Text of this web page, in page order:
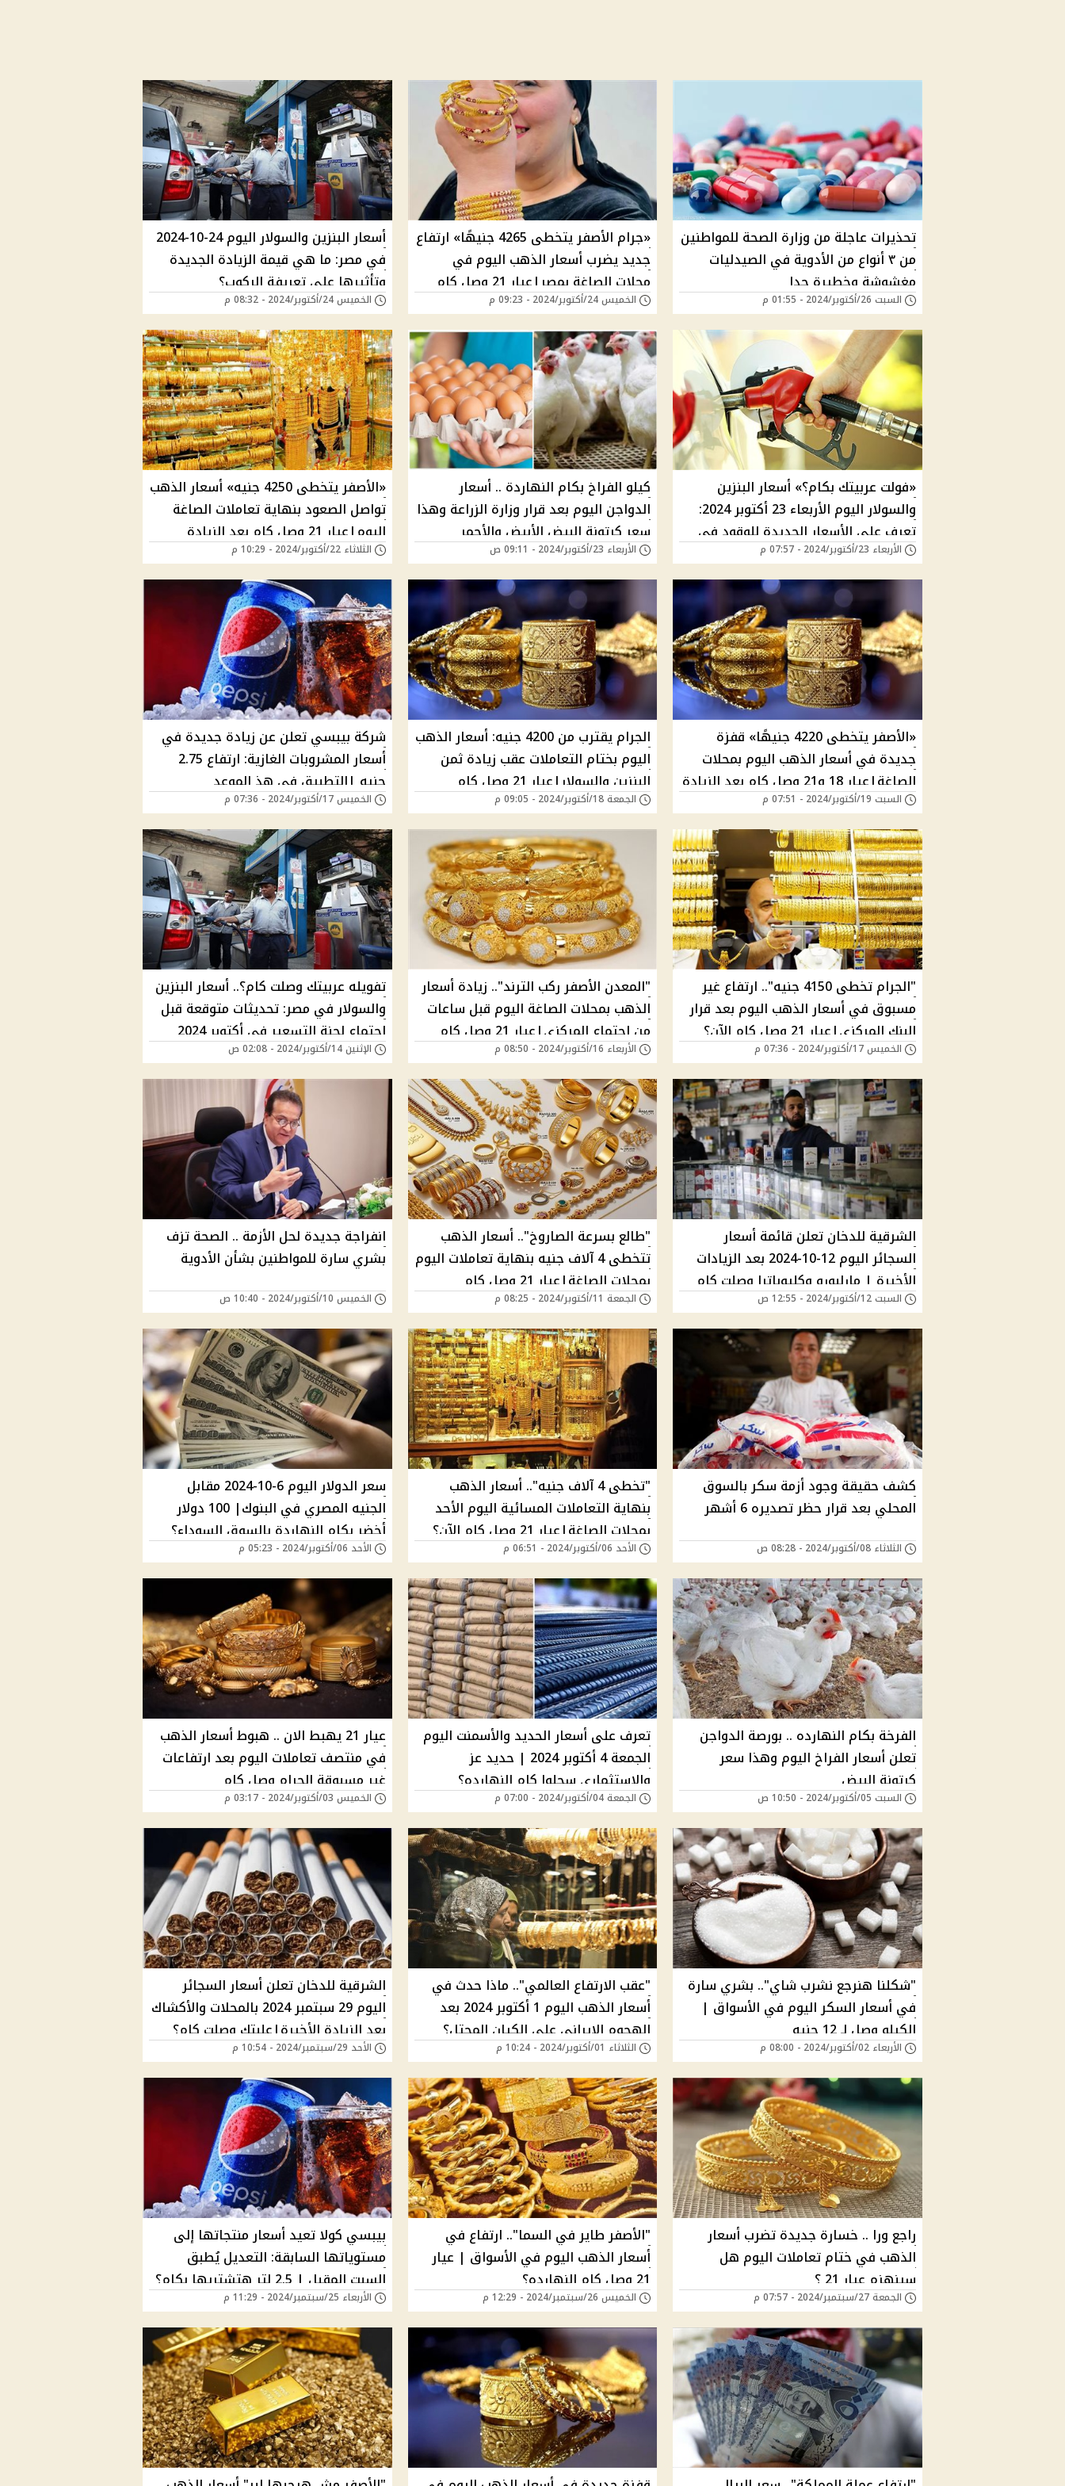
تحذيرات عاجلة من وزارة الصحة للمواطنين
من ٣ أنواع من الأدوية في الصيدليات
مغشوشة وخطيرة جدا
السبت 26/أكتوبر/2024 - 01:55 م
«جرام الأصفر يتخطى 4265 جنيهًا» ارتفاع
جديد يضرب أسعار الذهب اليوم في
محلات الصاغة بمصر|عيار 21 وصل كام
الآن؟
الخميس 24/أكتوبر/2024 - 09:23 م
أسعار البنزين والسولار اليوم 24-10-2024
في مصر: ما هي قيمة الزيادة الجديدة
وتأثيرها على تعريفة الركوب؟
الخميس 24/أكتوبر/2024 - 08:32 م
«فولت عربيتك بكام؟» أسعار البنزين
والسولار اليوم الأربعاء 23 أكتوبر 2024:
تعرف على الأسعار الجديدة للوقود في
مصرالأربعاء 23/أكتوبر/2024 - 07:57 م
كيلو الفراخ بكام النهاردة .. أسعار
الدواجن اليوم بعد قرار وزارة الزراعة وهذا
سعر كرتونة البيض الأبيض والأحمر
الأربعاء 23/أكتوبر/2024 - 09:11 ص
«الأصفر يتخطى 4250 جنيه» أسعار الذهب
تواصل الصعود بنهاية تعاملات الصاغة
اليوم|عيار 21 وصل كام بعد الزيادة
الجديدة؟
الثلاثاء 22/أكتوبر/2024 - 10:29 م
«الأصفر يتخطى 4220 جنيهًا» قفزة
جديدة في أسعار الذهب اليوم بمحلات
الصاغة|عيار 18 و21 وصل كام بعد الزيادة
الجديدة؟
السبت 19/أكتوبر/2024 - 07:51 م
الجرام يقترب من 4200 جنيه: أسعار الذهب
اليوم بختام التعاملات عقب زيادة ثمن
البنزين والسولار|عيار 21 وصل كام
النهاردة؟
الجمعة 18/أكتوبر/2024 - 09:05 م
شركة بيبسي تعلن عن زيادة جديدة في
أسعار المشروبات الغازية: ارتفاع 2.75
جنيه |التطبيق في هذ الموعد
الخميس 17/أكتوبر/2024 - 07:36 م
"الجرام تخطى 4150 جنيه".. ارتفاع غير
مسبوق في أسعار الذهب اليوم بعد قرار
البنك المركزي|عيار 21 وصل كام الآن؟
الخميس 17/أكتوبر/2024 - 07:36 م
"المعدن الأصفر ركب الترند".. زيادة أسعار
الذهب بمحلات الصاغة اليوم قبل ساعات
من اجتماع المركزي|عيار 21 وصل كام
النهاردة؟
الأربعاء 16/أكتوبر/2024 - 08:50 م
تفويله عربيتك وصلت كام؟.. أسعار البنزين
والسولار في مصر: تحديثات متوقعة قبل
اجتماع لجنة التسعير في أكتوبر 2024
الإثنين 14/أكتوبر/2024 - 02:08 ص
الشرقية للدخان تعلن قائمة أسعار
السجائر اليوم 12-10-2024 بعد الزيادات
الأخيرة | مارلبورو وكليوباترا وصلت كام
النهاردة؟
السبت 12/أكتوبر/2024 - 12:55 ص
"طالع بسرعة الصاروخ".. أسعار الذهب
تتخطى 4 آلاف جنيه بنهاية تعاملات اليوم
بمحلات الصاغة|عيار 21 وصل كام
النهاردة؟
الجمعة 11/أكتوبر/2024 - 08:25 م
انفراجة جديدة لحل الأزمة .. الصحة تزف
بشري سارة للمواطنين بشأن الأدوية
الخميس 10/أكتوبر/2024 - 10:40 ص
كشف حقيقة وجود أزمة سكر بالسوق
المحلي بعد قرار حظر تصديره 6 أشهر
الثلاثاء 08/أكتوبر/2024 - 08:28 ص
"تخطى 4 آلاف جنيه".. أسعار الذهب
بنهاية التعاملات المسائية اليوم الأحد
بمحلات الصاغة|عيار 21 وصل كام الآن؟
الأحد 06/أكتوبر/2024 - 06:51 م
سعر الدولار اليوم 6-10-2024 مقابل
الجنيه المصري في البنوك| 100 دولار
أخضر بكام النهاردة بالسوق السوداء؟
الأحد 06/أكتوبر/2024 - 05:23 م
الفرخة بكام النهارده .. بورصة الدواجن
تعلن أسعار الفراخ اليوم وهذا سعر
كرتونة البيض
السبت 05/أكتوبر/2024 - 10:50 ص
تعرف على أسعار الحديد والأسمنت اليوم
الجمعة 4 أكتوبر 2024 | حديد عز
والاستثماري سجلوا كام النهارده؟
الجمعة 04/أكتوبر/2024 - 07:00 م
عيار 21 يهبط الان .. هبوط أسعار الذهب
في منتصف تعاملات اليوم بعد ارتفاعات
غير مسبوقة الجرام وصل كام
الخميس 03/أكتوبر/2024 - 03:17 م
"شكلنا هنرجع نشرب شاي".. بشري سارة
في أسعار السكر اليوم في الأسواق |
الكيلو وصل لـ 12 جنيه
الأربعاء 02/أكتوبر/2024 - 08:00 م
"عقب الارتفاع العالمي".. ماذا حدث في
أسعار الذهب اليوم 1 أكتوبر 2024 بعد
الهجوم الإيراني على الكيان المحتل؟
الثلاثاء 01/أكتوبر/2024 - 10:24 م
الشرقية للدخان تعلن أسعار السجائر
اليوم 29 سبتمبر 2024 بالمحلات والأكشاك
بعد الزيادة الأخيرة|علبتك وصلت كام؟
الأحد 29/سبتمبر/2024 - 10:54 م
راجع ورا .. خسارة جديدة تضرب أسعار
الذهب في ختام تعاملات اليوم هل
سينهزم عيار 21 ؟
الجمعة 27/سبتمبر/2024 - 07:57 م
"الأصفر طاير في السما".. ارتفاع في
أسعار الذهب اليوم في الأسواق | عيار
21 وصل كام النهارده؟
الخميس 26/سبتمبر/2024 - 12:29 م
بيبسي كولا تعيد أسعار منتجاتها إلى
مستوياتها السابقة: التعديل يُطبق
السبت المقبل | 2.5 لتر هتشتريها بكام؟
الأربعاء 25/سبتمبر/2024 - 11:29 م